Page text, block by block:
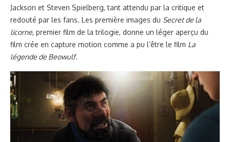
Jackson et Steven Spielberg, tant attendu par la critique et
redouté par les fans. Les première images du Secret de la
licorne, premier film de la trilogie, donne un léger aperçu du
film crée en capture motion comme a pu l’être le film La
légende de Beowulf.